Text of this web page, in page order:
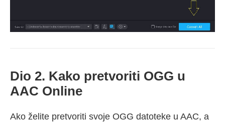
Dio 2. Kako pretvoriti OGG u
AAC Online
Ako želite pretvoriti svoje OGG datoteke u AAC, a